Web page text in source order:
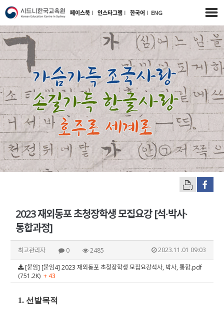
페이스북 l 인스타그램 l 한국어 l ENG
2023 재외동포 초청장학생 모집요강 [석∙박사∙
통합과정]
최고관리자 0 2485 2023.11.01 09:03
[붙임] [붙임4] 2023 재외동포 초청장학생 모집요강석사, 박사, 통합.pdf
(751.2K) + 43
1. 선발목적